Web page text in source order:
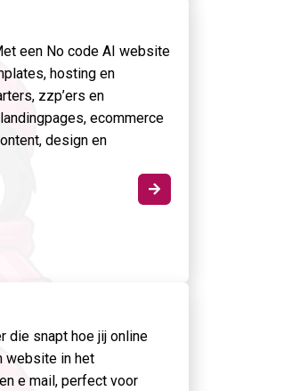
een No code AI website
hosting en
zzp’ers en
ecommerce
design en

die snapt hoe jij online
website in het
e mail, perfect voor